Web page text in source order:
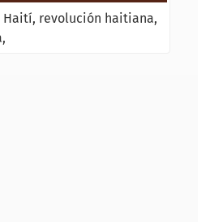
Haití revolución haitiana